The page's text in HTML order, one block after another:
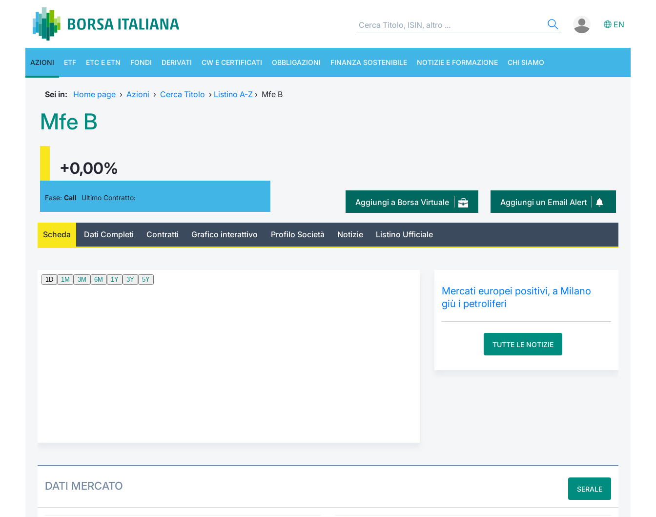
EN
AZIONI ETF ETC E ETN FONDI DERIVATI CW E CERTIFICATI OBBLIGAZIONI FINANZA SOSTENIBILE NOTIZIE E FORMAZIONE CHI SIAMO
Sei in: Home page › Azioni › Cerca Titolo › Listino A-Z › Mfe B
Mfe B
+0,00%
Fase: Call Ultimo Contratto: Aggiungi un Email Alert
Aggiungi a Borsa Virtuale
Scheda Dati Completi Contratti Grafico interattivo Profilo Società Notizie Listino Ufficiale
Mercati europei positivi, a Milano
giù i petroliferi
TUTTE LE NOTIZIE
DATI MERCATO SERALE